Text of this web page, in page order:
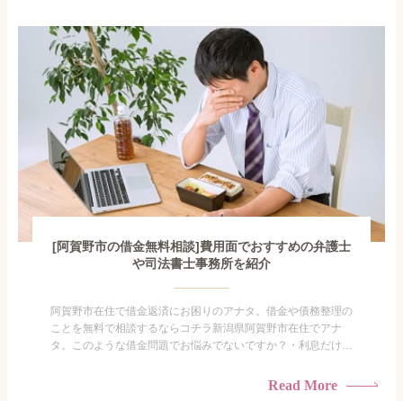
も限界があ...
[阿賀野市の借金無料相談]費用面でおすすめの弁護士
や司法書士事務所を紹介
阿賀野市在住で借金返済にお困りのアナタ。借金や債務整理の
ことを無料で相談するならコチラ新潟県阿賀野市在住でアナ
タ。このような借金問題でお悩みでないですか？・利息だけを
族に知られたくない・借金の催促、取り立てで憂鬱になる。・
Read More